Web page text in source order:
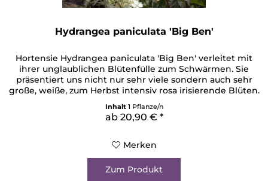
Hydrangea paniculata 'Big Ben'
Hortensie Hydrangea paniculata 'Big Ben' verleitet mit
ihrer unglaublichen Blütenfülle zum Schwärmen. Sie
präsentiert uns nicht nur sehr viele sondern auch sehr
große, weiße, zum Herbst intensiv rosa irisierende Blüten.
Am breiten, kegelförmigen Blütenstand sind viele
fruchtbare und einige sterile Blüten zu finden. Die
einzelnen Blüten können eine Größe von 45 cm
Inhalt 1 Pflanze/n
ab 20,90 € *
Merken
Zum Produkt